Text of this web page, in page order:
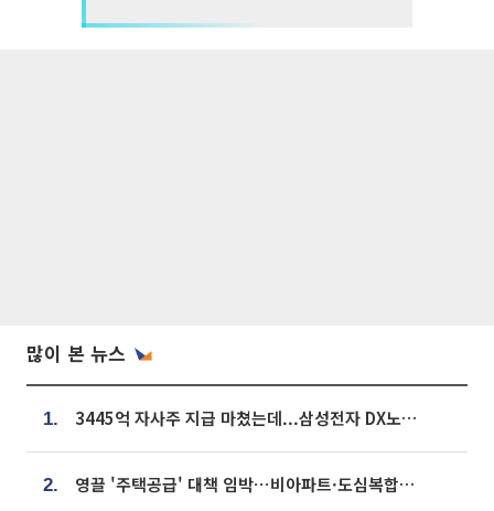
많이 본 뉴스
1. 3445억 자사주 지급 마쳤는데...삼성전자 DX노조, 뒤늦은 '떼쓰기 집회'
2. 영끌 '주택공급' 대책 임박⋯비아파트·도심복합까지 총동원